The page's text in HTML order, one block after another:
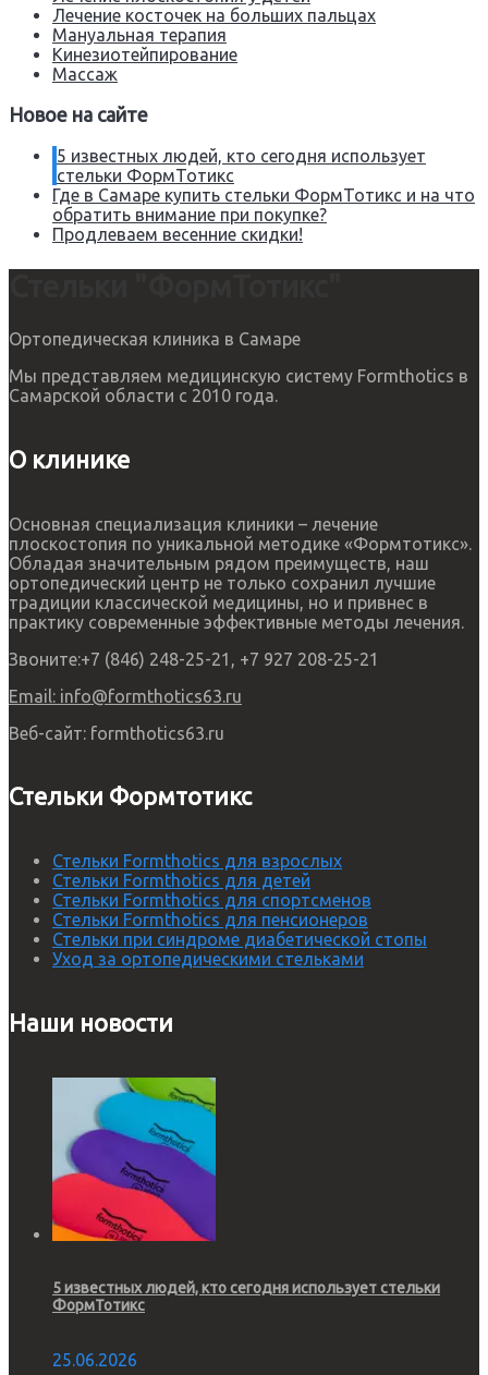
Лечение косточек на больших пальцах
Мануальная терапия
Кинезиотейпирование
Массаж
Новое на сайте
5 известных людей, кто сегодня использует
стельки ФормТотикс
Где в Самаре купить стельки ФормТотикс и на что
обратить внимание при покупке?
Продлеваем весенние скидки!
Ортопедическая клиника в Самаре
Мы представляем медицинскую систему Formthotics в
Самарской области с 2010 года.
О клинике
Основная специализация клиники – лечение
плоскостопия по уникальной методике «Формтотикс».
Обладая значительным рядом преимуществ, наш
ортопедический центр не только сохранил лучшие
традиции классической медицины, но и привнес в
практику современные эффективные методы лечения.
Звоните:+7 (846) 248-25-21, +7 927 208-25-21
Email: info@formthotics63.ru
Веб-сайт: formthotics63.ru
Стельки Формтотикс
Стельки Formthotics для взрослых
Стельки Formthotics для детей
Стельки Formthotics для спортсменов
Стельки Formthotics для пенсионеров
Стельки при синдроме диабетической стопы
Уход за ортопедическими стельками
Наши новости
5 известных людей, кто сегодня использует стельки
ФормТотикс
25.06.2026